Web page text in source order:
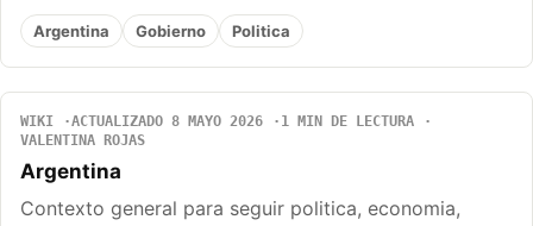
Argentina Gobierno Politica
WIKI ACTUALIZADO 8 MAYO 2026
1 MIN DE LECTURA
VALENTINA ROJAS
Argentina
Contexto general para seguir politica, economia,